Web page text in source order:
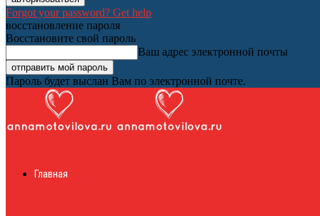
Forgot your password? Get help
восстановление пароля
Восстановите свой пароль
Ваш адрес электронной почты
Пароль будет выслан Вам по электронной почте.
Главная